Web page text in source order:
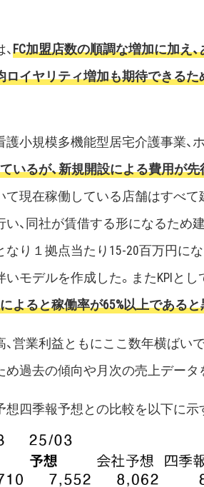
FC加盟店数の順調な増加に加え
ロイヤリティ増加も期待できる
小規模多機能型居宅介護事業、
いるが、新規開設による費用が
現在稼働している店舗はすべて
、同社が賃借する形になるため
り１拠点当たり15-20百万円に
モデルを作成した。またKPIと
よると稼働率が65%以上である
営業利益ともにここ数年横ばい
め過去の傾向や月次の売上データ
四季報予想との比較を以下に示